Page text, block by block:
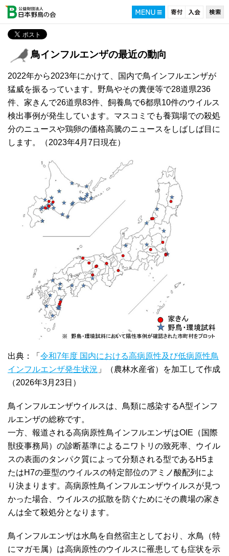
鳥インフルエンザの最近の動向
2022年から2023年にかけて、国内で鳥インフルエンザが
猛威を振るっています。野鳥やその糞便等で28道県236
件、家きんで26道県83件、飼養鳥で6都県10件のウイルス
検出事例が発生しています。マスコミでも養鶏場での殺処
分のニュースや鶏卵の価格高騰のニュースをしばしば目に
します。（2023年4月7日現在）
出典：「 令和7年度 国内における高病原性及び低病原性鳥
インフルエンザ発生状況 」（農林水産省）を加工して作成
（2026年3月23日）
鳥インフルエンザウイルスは、鳥類に感染するA型インフ
ルエンザの総称です。
一方、報道される高病原性鳥インフルエンザはOIE（国際
獣疫事務局）の診断基準によるニワトリの致死率、ウイル
スの表面のタンパク質によって分類される型であるH5ま
たはH7の亜型のウイルスの特定部位のアミノ酸配列によ
り決まります。高病原性鳥インフルエンザウイルスが見つ
かった場合、ウイルスの拡散を防ぐためにその農場の家き
んは全て殺処分となります。
鳥インフルエンザは水鳥を自然宿主としており、水鳥（特
にマガモ属）は高病原性のウイルスに罹患しても症状を示